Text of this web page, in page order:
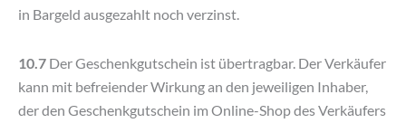
in Bargeld ausgezahlt noch verzinst.
10.7 Der Geschenkgutschein ist übertragbar. Der Verkäufer
kann mit befreiender Wirkung an den jeweiligen Inhaber,
der den Geschenkgutschein im Online-Shop des Verkäufers